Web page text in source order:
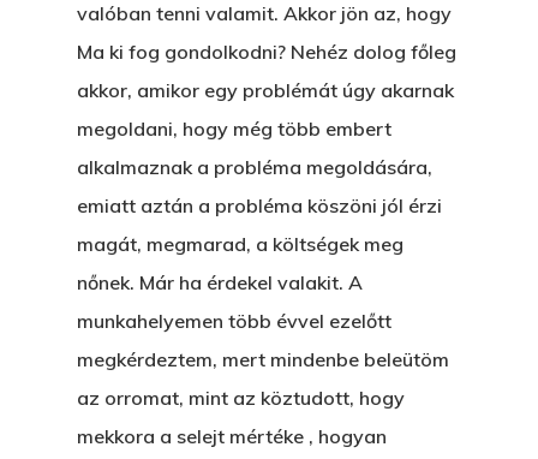
valóban tenni valamit. Akkor jön az, hogy
Ma ki fog gondolkodni? Nehéz dolog főleg
akkor, amikor egy problémát úgy akarnak
megoldani, hogy még több embert
alkalmaznak a probléma megoldására,
emiatt aztán a probléma köszöni jól érzi
magát, megmarad, a költségek meg
nőnek. Már ha érdekel valakit. A
munkahelyemen több évvel ezelőtt
megkérdeztem, mert mindenbe beleütöm
az orromat, mint az köztudott, hogy
mekkora a selejt mértéke , hogyan
Főoldal
Bolt
Könyveim
A Veszett Ügy
Szerelem És…
A Vér Nem Válik Vízzé
Novellák
Álomszekrény
Eltojtuk Nyuszi
Rólam
Blog